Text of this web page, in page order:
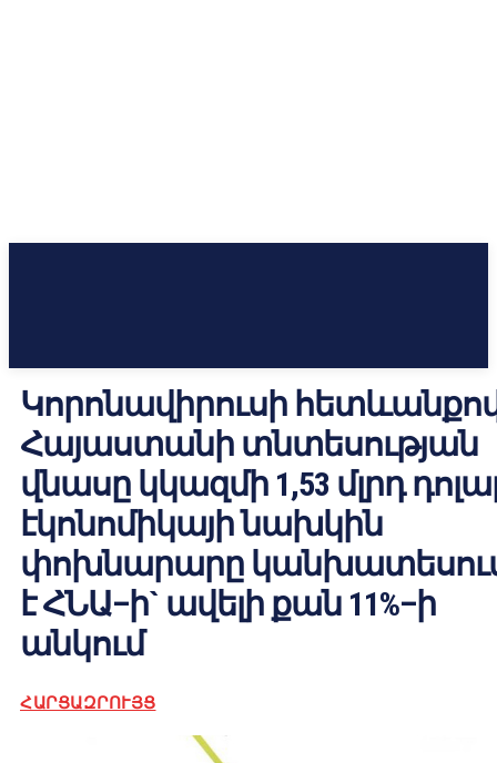
Կորոնավիրուսի
Հայաստանի տնտեսության
վնասը կկազմի 1,53 մլրդ
էկոնոմիկայի նախկին
փոխնարարը
է ՀՆԱ–ի` ավելի քան 11%–ի
անկում
ՀԱՐՑԱԶՐՈՒՅՑ